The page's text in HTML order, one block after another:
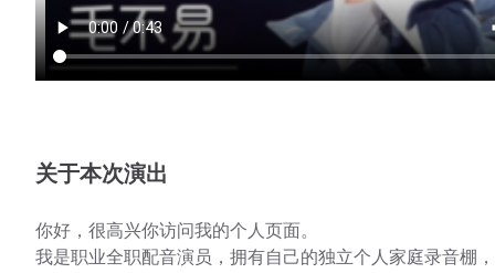
关于本次演出
你好，很高兴你访问我的个人页面。
我是职业全职配音演员，拥有自己的独立个人家庭录音棚